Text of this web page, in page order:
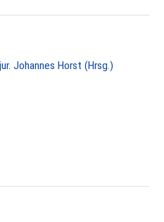
Johannes Horst (Hrsg.)